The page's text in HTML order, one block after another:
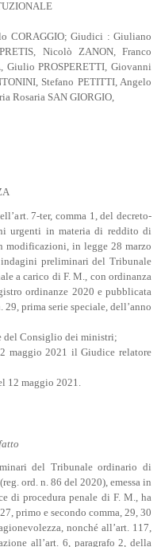
CORAGGIO; Giudici : Giuliano
Nicolò ZANON, Franco
Giulio PROSPERETTI, Giovanni
Stefano PETITTI, Angelo
Rosaria SAN GIORGIO,
7-ter, comma 1, del decreto-
urgenti in materia di reddito di
modificazioni, in legge 28 marzo
preliminari del Tribunale
a carico di F. M., con ordinanza
ordinanze 2020 e pubblicata
prima serie speciale, dell’anno
del Consiglio dei ministri;
maggio 2021 il Giudice relatore
12 maggio 2021.
del Tribunale ordinario di
ord. n. 86 del 2020), emessa in
di procedura penale di F. M., ha
primo e secondo comma, 29, 30
nonché all’art. 117,
all’art. 6, paragrafo 2, della